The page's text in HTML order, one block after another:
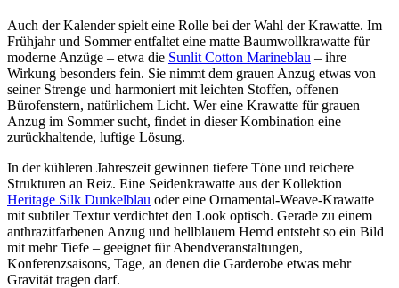
Auch der Kalender spielt eine Rolle bei der Wahl der Krawatte. Im
Frühjahr und Sommer entfaltet eine matte Baumwollkrawatte für
moderne Anzüge – etwa die Sunlit Cotton Marineblau – ihre
Wirkung besonders fein. Sie nimmt dem grauen Anzug etwas von
seiner Strenge und harmoniert mit leichten Stoffen, offenen
Bürofenstern, natürlichem Licht. Wer eine Krawatte für grauen
Anzug im Sommer sucht, findet in dieser Kombination eine
zurückhaltende, luftige Lösung.
In der kühleren Jahreszeit gewinnen tiefere Töne und reichere
Strukturen an Reiz. Eine Seidenkrawatte aus der Kollektion
Heritage Silk Dunkelblau oder eine Ornamental-Weave-Krawatte
mit subtiler Textur verdichtet den Look optisch. Gerade zu einem
anthrazitfarbenen Anzug und hellblauem Hemd entsteht so ein Bild
mit mehr Tiefe – geeignet für Abendveranstaltungen,
Konferenzsaisons, Tage, an denen die Garderobe etwas mehr
Gravität tragen darf.